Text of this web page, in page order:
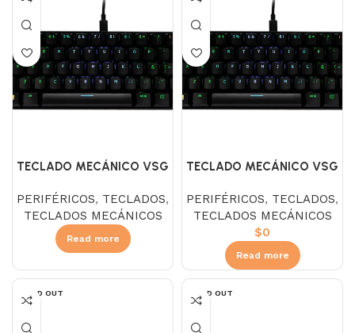
TECLADO MECÁNICO VSG
PERIFÉRICOS, TECLADOS,
TECLADOS MECÁNICOS
Read more
TECLADO MECÁNICO VSG
PERIFÉRICOS, TECLADOS,
TECLADOS MECÁNICOS
$0
Read more
SOLD OUT SOLD OUT